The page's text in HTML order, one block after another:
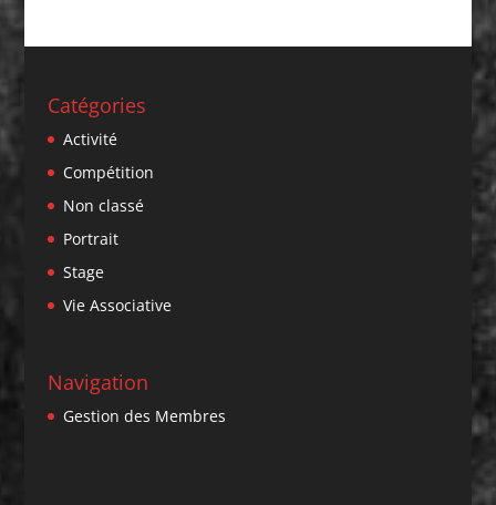
Catégories
Activité
Compétition
Non classé
Portrait
Stage
Vie Associative
Navigation
Gestion des Membres